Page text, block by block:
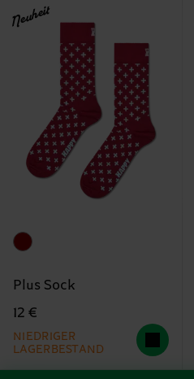
Neuheit
Plus Sock
12 €
NIEDRIGER
LAGERBESTAND